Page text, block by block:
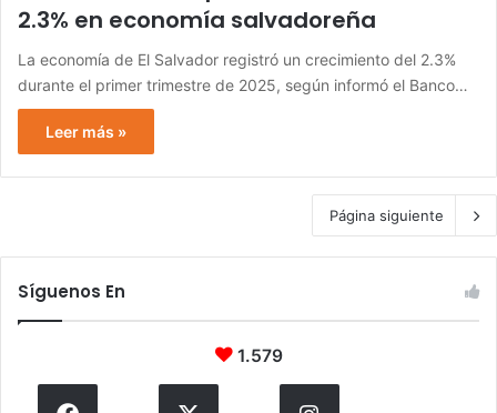
2.3% en economía salvadoreña
La economía de El Salvador registró un crecimiento del 2.3%
durante el primer trimestre de 2025, según informó el Banco…
Leer más »
Página siguiente
Síguenos En
1.579